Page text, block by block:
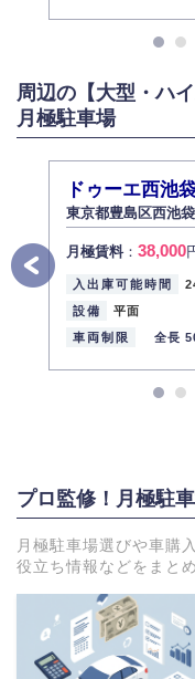
周辺の【大型・ハイ
月極駐車場
ドゥーエ西池
東京都豊島区西池
月極賃料： 38,000
入出庫可能時間
設備
平面
車両制限
全長
プロ監修！月極駐
月極駐車場選びや車購
役立ち情報などをまと